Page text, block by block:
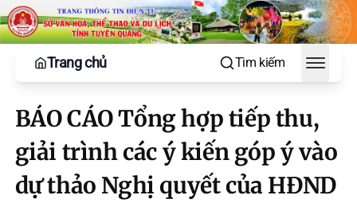
Trang chủ Tìm kiếm
Toggle
BÁO CÁO Tổng hợp tiếp thu,
giải trình các ý kiến góp ý vào
dự thảo Nghị quyết của HĐND